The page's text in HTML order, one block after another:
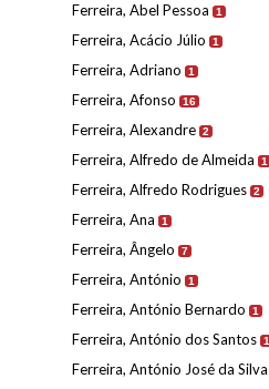
Ferreira, Abel Pessoa 1
Ferreira, Acácio Júlio 1
Ferreira, Adriano 1
Ferreira, Afonso 16
Ferreira, Alexandre 2
Ferreira, Alfredo de Almeida 1
Ferreira, Alfredo Rodrigues 2
Ferreira, Ana 1
Ferreira, Ângelo 7
Ferreira, António 1
Ferreira, António Bernardo 1
Ferreira, António dos Santos 1
Ferreira, António José da Silva